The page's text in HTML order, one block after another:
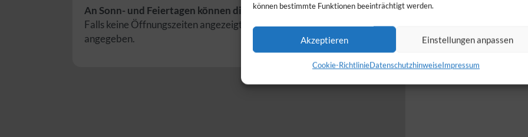
können bestimmte Funktionen beeinträchtigt werden.
Akzeptieren Einstellungen anpassen
Cookie-RichtlinieDatenschutzhinweiseImpressum
An Sonn- und Feiertagen können die Öffnungszeiten abweichen.
Falls keine Öffnungszeiten angezeigt werden, wurden diese nicht
angegeben.